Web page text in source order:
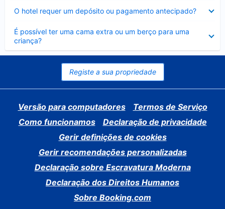
O hotel requer um depósito ou pagamento antecipado?
fechado
É possível ter uma cama extra ou um berço para uma
criança?
Elemento
fechado
Registe a sua propriedade
Versão para computadores
Termos de Serviço
Como funcionamos
Declaração de privacidade
Gerir definições de cookies
Gerir recomendações personalizadas
Declaração sobre Escravatura Moderna
Declaração dos Direitos Humanos
Sobre Booking.com